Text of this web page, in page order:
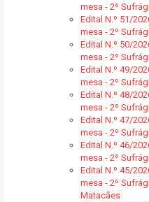
mesa - 2º
Edital N.º 51/
mesa - 2º
Edital N.º 50/
mesa - 2º
Edital N.º 49/
mesa - 2º
Edital N.º 48/
mesa - 2º
Edital N.º 47/
mesa - 2º
Edital N.º 46/
mesa - 2º
Edital N.º 45/
mesa - 2º
Matacães